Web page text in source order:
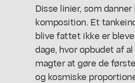
Disse linier, som
komposition. Et
blive fattet ikke er
dage, hvor opbudet af
magter at gøre de
og kosmiske